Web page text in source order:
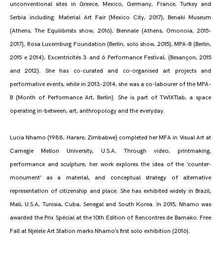
unconventional sites in Greece, Mexico, Germany, France, Turkey and
Serbia including: Material Art Fair (Mexico City, 2017), Benaki Museum
(Athens, The Equilibrists show, 2016), Biennale (Athens, Omonoia, 2015-
2017), Rosa Luxemburg Foundation (Berlin, solo show, 2015), MPA-B (Berlin,
2015 e 2014), Excentricités 3 and 6 Performance Festival, (Besançon, 2015
and 2012). She has co-curated and co-organised art projects and
performative events, while in 2013-2014, she was a co-labourer of the MPA-
B (Month of Performance Art, Berlin). She is part of TWIXTlab, a space
operating in-between, art, anthropology and the everyday.
Lucia Nhamo (1988, Harare, Zimbabwe) completed her MFA in Visual Art at
Carnegie Mellon University, U.S.A. Through video, printmaking,
performance and sculpture, her work explores the idea of the ‘counter-
monument’ as a material, and conceptual strategy of alternative
representation of citizenship and place. She has exhibited widely in Brazil,
Mali, U.S.A, Tunisia, Cuba, Senegal and South Korea. In 2015, Nhamo was
awarded the Prix Spécial at the 10th Edition of Rencontres de Bamako. Free
Fall at Njelele Art Station marks Nhamo’s first solo exhibition (2016).